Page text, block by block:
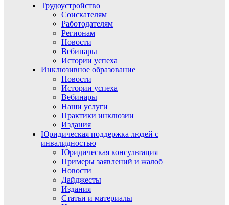
Трудоустройство
Соискателям
Работодателям
Регионам
Новости
Вебинары
Истории успеха
Инклюзивное образование
Новости
Истории успеха
Вебинары
Наши услуги
Практики инклюзии
Издания
Юридическая поддержка людей с
инвалидностью
Юридическая консультация
Примеры заявлений и жалоб
Новости
Дайджесты
Издания
Статьи и материалы